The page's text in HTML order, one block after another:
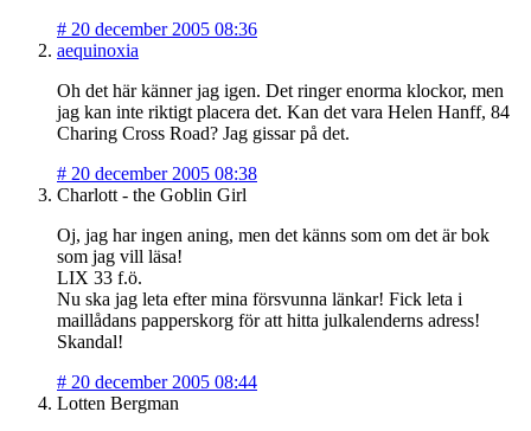
# 20 december 2005 08:36
aequinoxia
Oh det här känner jag igen. Det ringer enorma klockor, men
jag kan inte riktigt placera det. Kan det vara Helen Hanff, 84
Charing Cross Road? Jag gissar på det.
# 20 december 2005 08:38
Charlott - the Goblin Girl
Oj, jag har ingen aning, men det känns som om det är bok
som jag vill läsa!
LIX 33 f.ö.
Nu ska jag leta efter mina försvunna länkar! Fick leta i
maillådans papperskorg för att hitta julkalenderns adress!
Skandal!
# 20 december 2005 08:44
Lotten Bergman